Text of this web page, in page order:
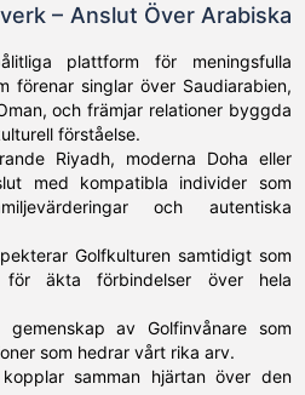
– Anslut Över Arabiska
plattform för meningsfulla
förenar singlar över Saudiarabien,
och främjar relationer byggda
förståelse.
Riyadh, moderna Doha eller
med kompatibla individer som
och autentiska
Golfkulturen samtidigt som
för äkta förbindelser över hela
av Golfinvånare som
som hedrar vårt rika arv.
samman hjärtan över den